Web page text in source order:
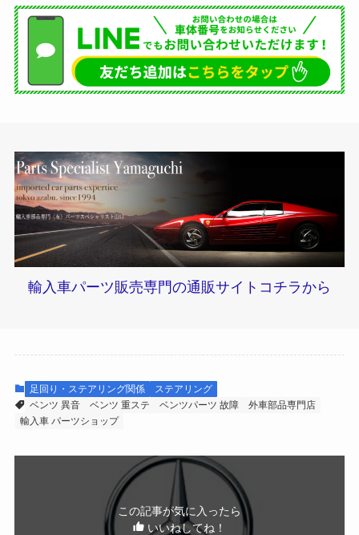
輸入車パーツ販売専門の通販サイトコチラから
足回り・ステアリング関係
ステアリング
ベンツ 異音
ベンツ 重ステ ベンツパーツ 故障
外車部品専門店
輸入車 パーツショップ
この記事が気に入ったら
いいねしてね！